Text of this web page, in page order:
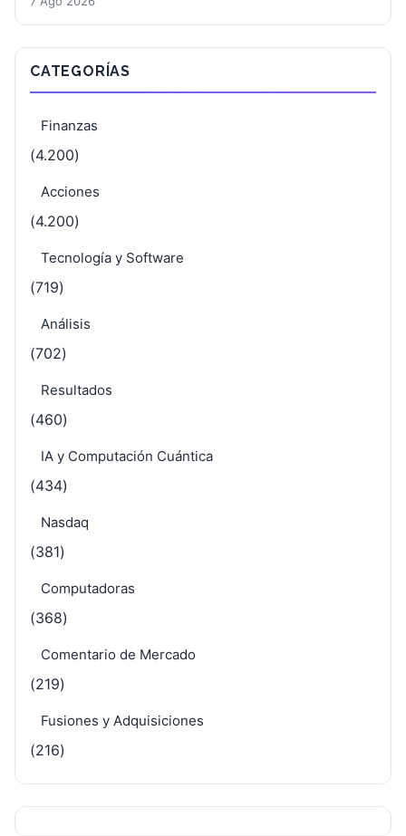
CATEGORÍAS
Finanzas
(4.200)
Acciones
(4.200)
Tecnología y Software
(719)
Análisis
(702)
Resultados
(460)
IA y Computación Cuántica
(434)
Nasdaq
(381)
Computadoras
(368)
Comentario de Mercado
(219)
Fusiones y Adquisiciones
(216)